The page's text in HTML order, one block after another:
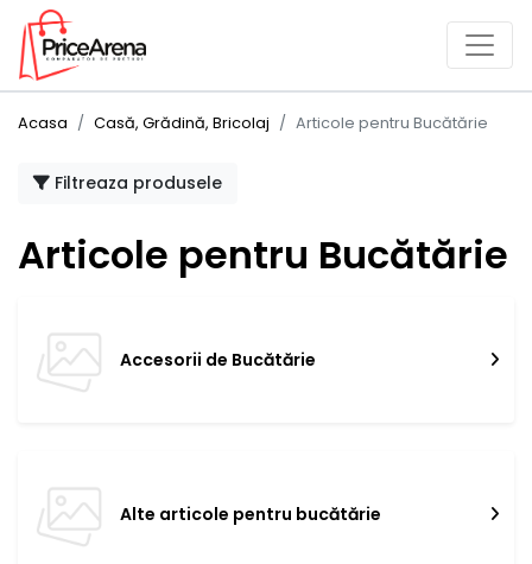
Acasa Casă, Grădină, Bricolaj Articole pentru Bucătărie
Filtreaza produsele
Articole pentru Bucătărie
Accesorii de Bucătărie
Alte articole pentru bucătărie